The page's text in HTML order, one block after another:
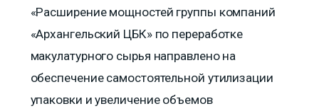
«Расширение мощностей группы компаний
«Архангельский ЦБК» по переработке
макулатурного сырья направлено на
обеспечение самостоятельной утилизации
упаковки и увеличение объемов